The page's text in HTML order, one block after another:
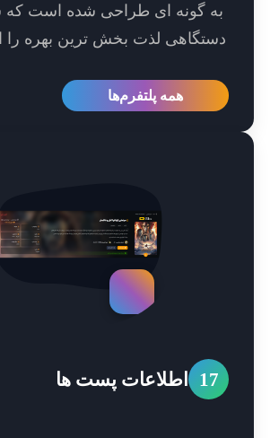
گونه ای طراحی شده است که شما در
لذت بخش ترین بهره را از آن
همه پلتفرم‌ها
اطلاعات پست ها